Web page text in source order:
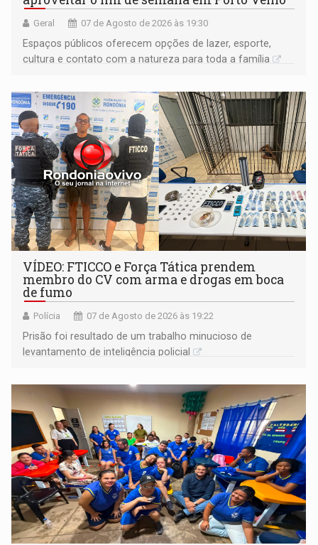
Geral 07 de Agosto de 2026 às 19:30
Espaços públicos oferecem opções de lazer, esporte,
cultura e contato com a natureza para toda a família
VÍDEO: FTICCO e Força Tática prendem
membro do CV com arma e drogas em boca
de fumo
Polícia 07 de Agosto de 2026 às 19:22
Prisão foi resultado de um trabalho minucioso de
levantamento de inteligência policial